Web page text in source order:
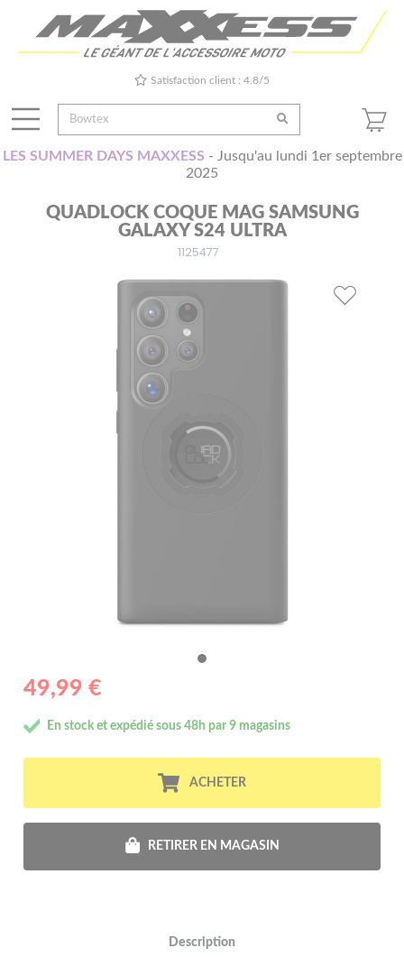
Satisfaction client : 4.8/5
LES SUMMER DAYS MAXXESS - Jusqu'au lundi 1er septembre
2025
QUADLOCK COQUE MAG SAMSUNG
GALAXY S24 ULTRA
1125477
49,99 €
En stock et expédié sous 48h par 9 magasins
ACHETER
RETIRER EN MAGASIN
Description